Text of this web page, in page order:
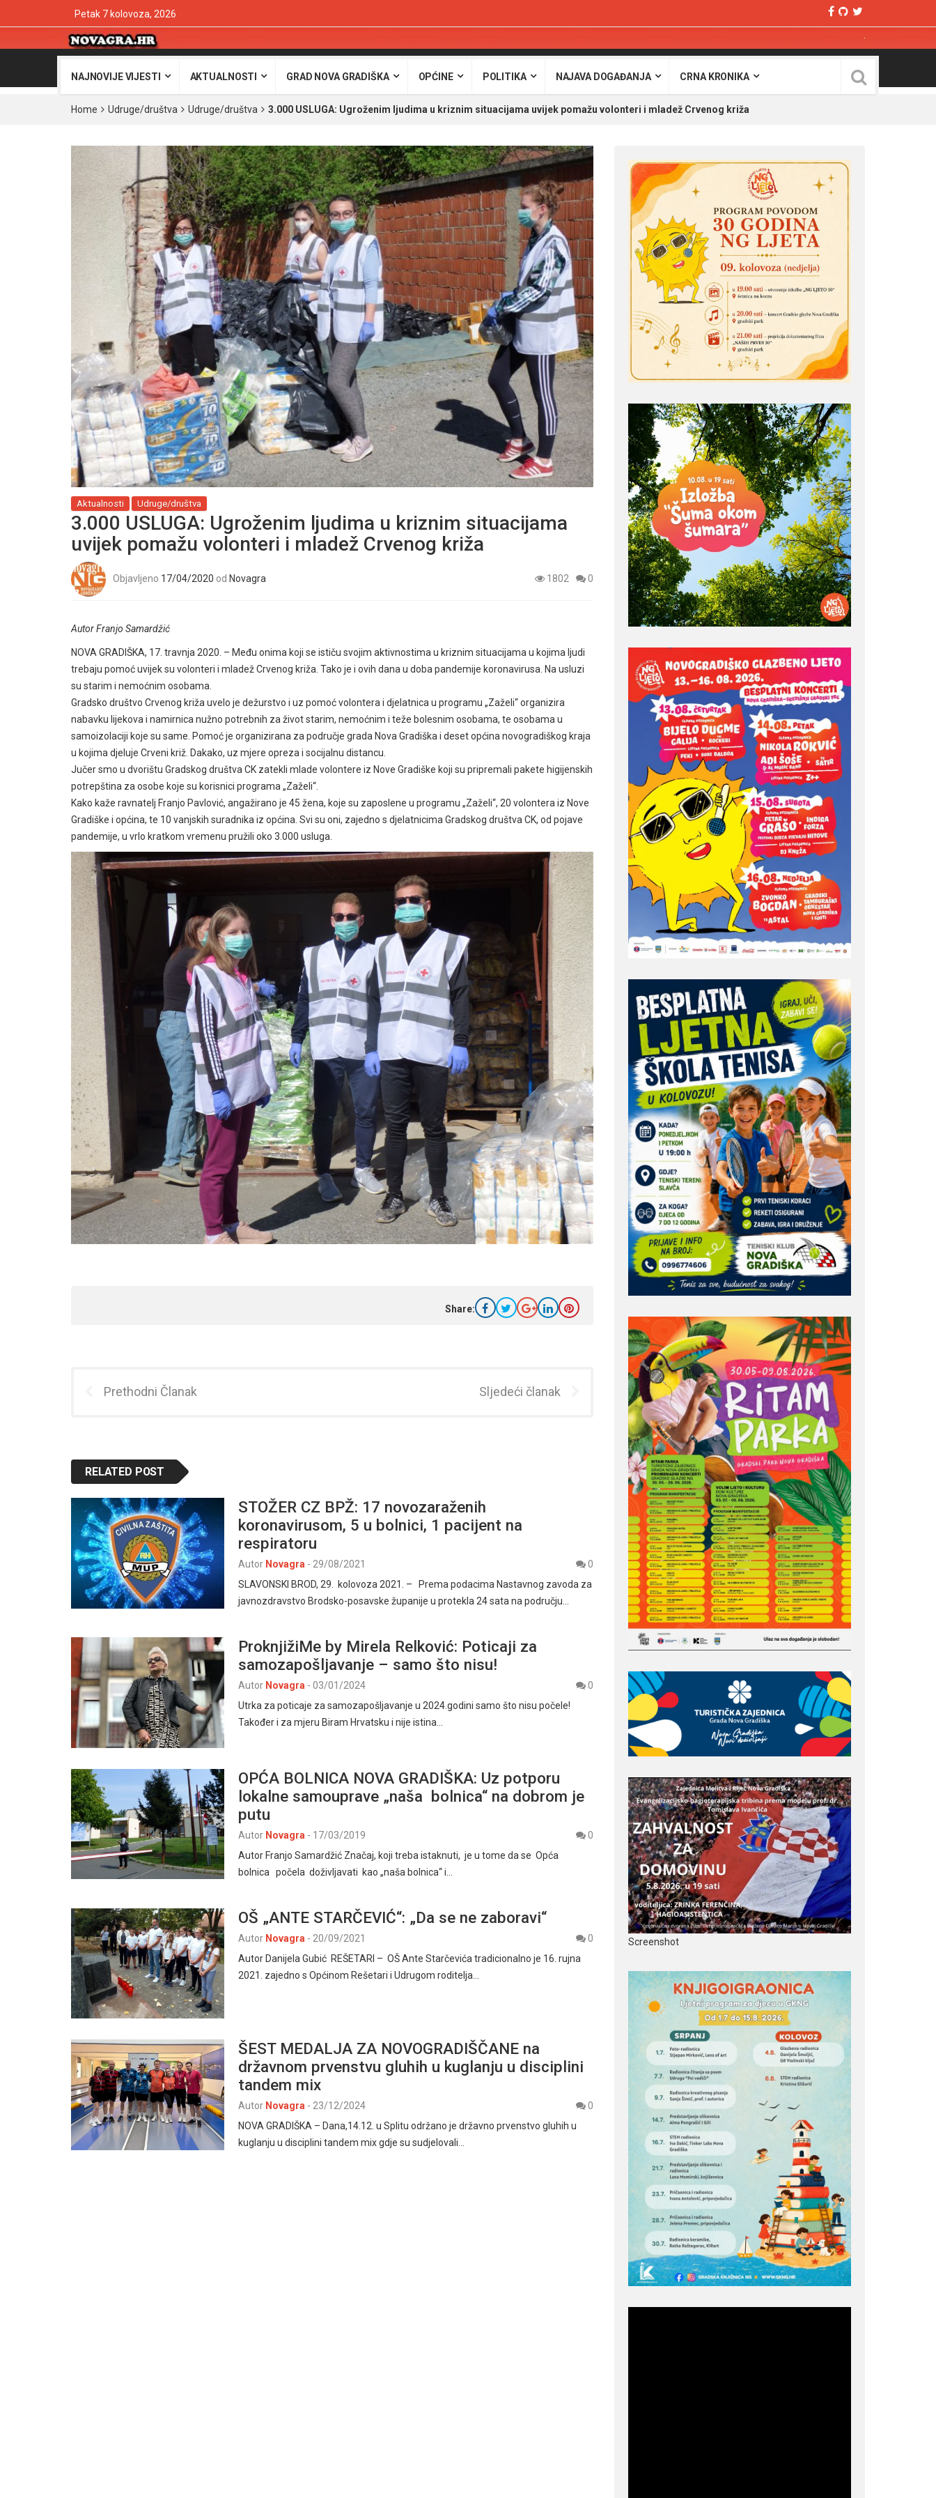
Petak 7 kolovoza, 2026
NAJNOVIJE VIJESTI AKTUALNOSTI GRAD NOVA GRADIŠKA OPĆINE POLITIKA NAJAVA DOGAĐANJA CRNA KRONIKA
Home Udruge/društva Udruge/društva 3.000 USLUGA: Ugroženim ljudima u kriznim situacijama uvijek pomažu volonteri i mladež Crvenog križa
Aktualnosti Udruge/društva
3.000 USLUGA: Ugroženim ljudima u kriznim situacijama
uvijek pomažu volonteri i mladež Crvenog križa
Objavljeno 17/04/2020 od Novagra 1802 0
Autor Franjo Samardžić
NOVA GRADIŠKA, 17. travnja 2020. – Među onima koji se ističu svojim aktivnostima u kriznim situacijama u kojima ljudi
trebaju pomoć uvijek su volonteri i mladež Crvenog križa. Tako je i ovih dana u doba pandemije koronavirusa. Na usluzi
su starim i nemoćnim osobama.
Gradsko društvo Crvenog križa uvelo je dežurstvo i uz pomoć volontera i djelatnica u programu „Zaželi“ organizira
nabavku lijekova i namirnica nužno potrebnih za život starim, nemoćnim i teže bolesnim osobama, te osobama u
samoizolaciji koje su same. Pomoć je organizirana za područje grada Nova Gradiška i deset općina novogradiškog kraja
u kojima djeluje Crveni križ. Dakako, uz mjere opreza i socijalnu distancu.
Jučer smo u dvorištu Gradskog društva CK zatekli mlade volontere iz Nove Gradiške koji su pripremali pakete higijenskih
potrepština za osobe koje su korisnici programa „Zaželi“.
Kako kaže ravnatelj Franjo Pavlović, angažirano je 45 žena, koje su zaposlene u programu „Zaželi“, 20 volontera iz Nove
Gradiške i općina, te 10 vanjskih suradnika iz općina. Svi su oni, zajedno s djelatnicima Gradskog društva CK, od pojave
pandemije, u vrlo kratkom vremenu pružili oko 3.000 usluga.
Share:
Prethodni Članak Sljedeći članak
RELATED POST
STOŽER CZ BPŽ: 17 novozaraženih
koronavirusom, 5 u bolnici, 1 pacijent na
respiratoru
Autor Novagra - 29/08/2021
0
SLAVONSKI BROD, 29. kolovoza 2021. – Prema podacima Nastavnog zavoda za
javnozdravstvo Brodsko-posavske županije u protekla 24 sata na području…
ProknjižiMe by Mirela Relković: Poticaji za
samozapošljavanje – samo što nisu!
Autor Novagra - 03/01/2024
0
Utrka za poticaje za samozapošljavanje u 2024.godini samo što nisu počele!
Također i za mjeru Biram Hrvatsku i nije istina…
OPĆA BOLNICA NOVA GRADIŠKA: Uz potporu
lokalne samouprave „naša bolnica“ na dobrom je
putu
Autor Novagra - 17/03/2019
0
Autor Franjo Samardžić Značaj, koji treba istaknuti, je u tome da se Opća
bolnica počela doživljavati kao „naša bolnica“ i…
OŠ „ANTE STARČEVIĆ“: „Da se ne zaboravi“
Autor Novagra - 20/09/2021
0
Autor Danijela Gubić REŠETARI – OŠ Ante Starčevića tradicionalno je 16. rujna
2021. zajedno s Općinom Rešetari i Udrugom roditelja…
ŠEST MEDALJA ZA NOVOGRADIŠČANE na
državnom prvenstvu gluhih u kuglanju u disciplini
tandem mix
Autor Novagra - 23/12/2024
0
NOVA GRADIŠKA – Dana,14.12. u Splitu održano je državno prvenstvo gluhih u
kuglanju u disciplini tandem mix gdje su sudjelovali…
Screenshot